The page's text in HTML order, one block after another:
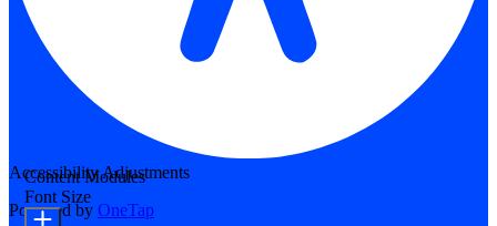
Accessibility Adjustments
Powered by OneTap
Content Modules
Font Size